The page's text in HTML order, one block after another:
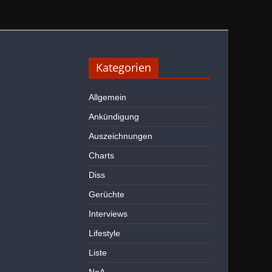
Kategorien
Allgemein
Ankündigung
Auszeichnungen
Charts
Diss
Gerüchte
Interviews
Lifestyle
Liste